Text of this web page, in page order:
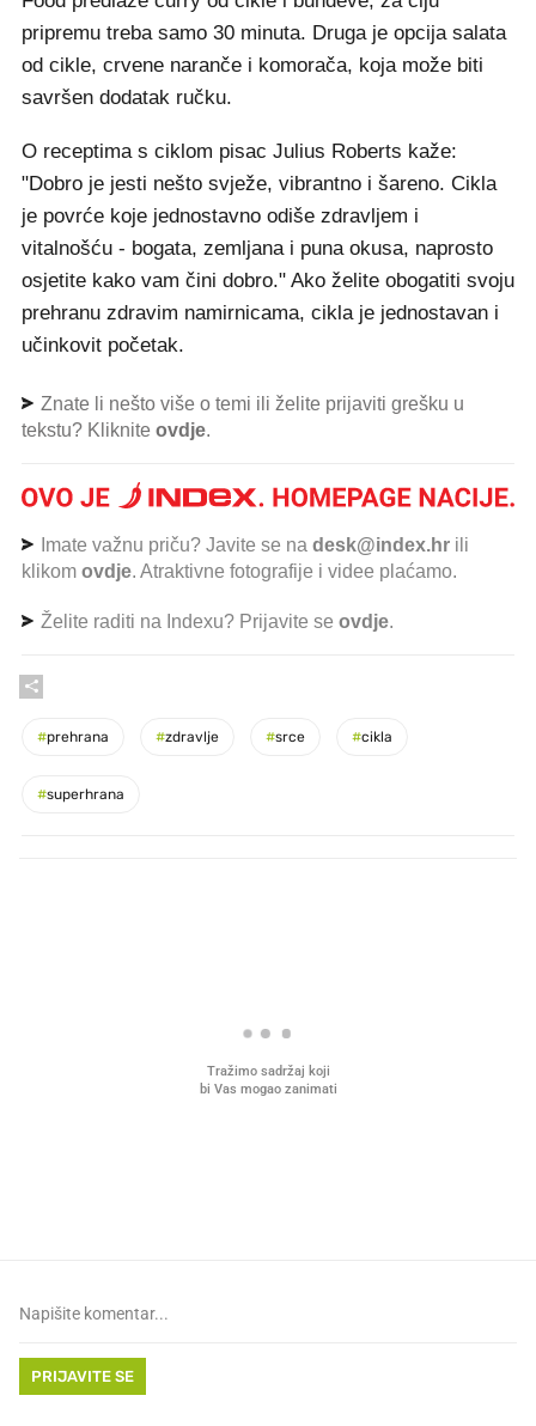
pripremu treba samo 30 minuta. Druga je opcija salata
od cikle, crvene naranče i komorača, koja može biti
savršen dodatak ručku.
O receptima s ciklom pisac Julius Roberts kaže:
"Dobro je jesti nešto svježe, vibrantno i šareno. Cikla
je povrće koje jednostavno odiše zdravljem i
vitalnošću - bogata, zemljana i puna okusa, naprosto
osjetite kako vam čini dobro." Ako želite obogatiti svoju
prehranu zdravim namirnicama, cikla je jednostavan i
učinkovit početak.
Znate li nešto više o temi ili želite prijaviti grešku u
tekstu? Kliknite ovdje.
Imate važnu priču? Javite se na desk@index.hr ili
klikom ovdje. Atraktivne fotografije i videe plaćamo.
Želite raditi na Indexu? Prijavite se ovdje.
#prehrana #zdravlje #srce #cikla
#superhrana
PRIJAVITE SE